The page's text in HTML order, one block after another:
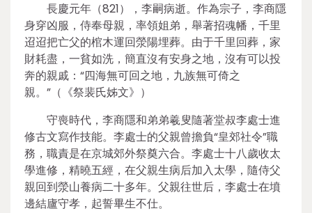
長慶元年（821），李嗣病逝。作為宗子，李商隱
身穿凶服，侍奉母親，率領姐弟，舉著招魂幡，千里
迢迢把亡父的棺木運回滎陽埋葬。由于千里回葬，家
財耗盡，一貧如洗，簡直沒有安身之地，沒有可以投
奔的親戚：“四海無可回之地，九族無可倚之
親。”（《祭裴氏姊文》）
守喪時代，李商隱和弟弟羲叟隨著堂叔李處士進
修古文寫作技能。李處士的父親曾擔負“皇郊社令”職
務，職責是在京城郊外祭奠六合。李處士十八歲收太
學進修，精曉五經，在父親生病后加入太學，隨侍父
親回到滎山養病二十多年。父親往世后，李處士在墳
邊結廬守孝，起誓畢生不仕。